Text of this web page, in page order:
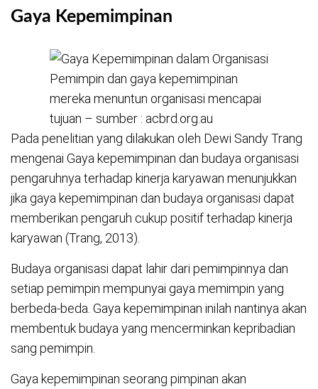
Gaya Kepemimpinan
Pemimpin dan gaya kepemimpinan
mereka menuntun organisasi mencapai
tujuan – sumber : acbrd.org.au
Pada penelitian yang dilakukan oleh Dewi Sandy Trang
mengenai Gaya kepemimpinan dan budaya organisasi
pengaruhnya terhadap kinerja karyawan menunjukkan
jika gaya kepemimpinan dan budaya organisasi dapat
memberikan pengaruh cukup positif terhadap kinerja
karyawan (Trang, 2013).
Budaya organisasi dapat lahir dari pemimpinnya dan
setiap pemimpin mempunyai gaya memimpin yang
berbeda-beda. Gaya kepemimpinan inilah nantinya akan
membentuk budaya yang mencerminkan kepribadian
sang pemimpin.
Gaya kepemimpinan seorang pimpinan akan